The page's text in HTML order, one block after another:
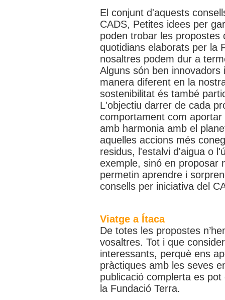
El conjunt d'aquests
CADS, Petites idees per
poden trobar les propostes
quotidians elaborats per la
nosaltres podem dur a
Alguns són ben
manera diferent en la
sostenibilitat és també
L'objectiu darrer de cada
comportament com
amb harmonia amb el
aquelles accions més
residus, l'estalvi d'aigua o
exemple, sinó en proposar
permetin aprendre i
consells per iniciativa del
Viatge a Ítaca
De totes les propostes
vosaltres. Tot i que
interessants, perquè ens
pràctiques amb les seves
publicació complerta es
la Fundació Terra.